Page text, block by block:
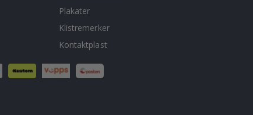
Plakater
Klistremerker
Kontaktplast